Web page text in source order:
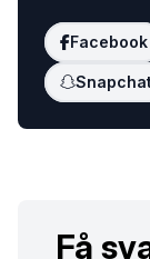
Facebook
Få